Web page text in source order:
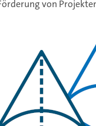
von